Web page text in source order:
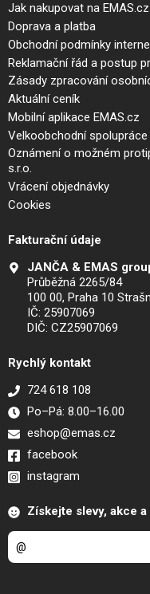
Jak nakupovat na EMAS.cz
Doprava a platba
Obchodní podmínky
Reklamační řád a postup
Zásady zpracování
Aktuální ceník
Mobilní aplikace EMAS.cz
Velkoobchodní spolupráce
Oznámení o možném
s.r.o.
Vrácení objednávky
Cookies
Fakturační údaje
JANČA & EMAS
Průběžná 2265/84
100 00, Praha 10
IČ: 25907069
DIČ: CZ25907069
Rychlý kontakt
724 618 108
Po–Pá: 8.00–16.00
eshop@emas.cz
facebook
instagram
Získejte slevy, akce